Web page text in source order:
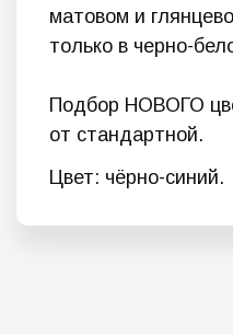
матовом и
только в черно-
Подбор НОВОГО
от стандартной.
Цвет: чёрно-синий.